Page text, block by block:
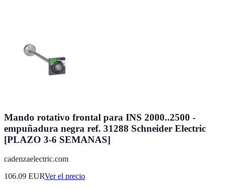
Mando rotativo frontal para INS 2000..2500 -
empuñadura negra ref. 31288 Schneider Electric
[PLAZO 3-6 SEMANAS]
cadenzaelectric.com
106.09 EURVer el precio